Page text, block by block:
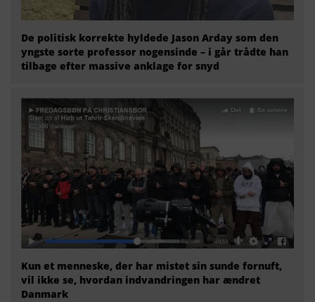
De politisk korrekte hyldede Jason Arday som den
yngste sorte professor nogensinde – i går trådte han
tilbage efter massive anklage for snyd
Kun et menneske, der har mistet sin sunde fornuft,
vil ikke se, hvordan indvandringen har ændret
Danmark